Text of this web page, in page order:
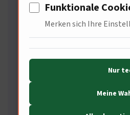
Was
von anderen
Wir schreiben keine
Funktionale
Merken sich Ihre
Nur
Meine